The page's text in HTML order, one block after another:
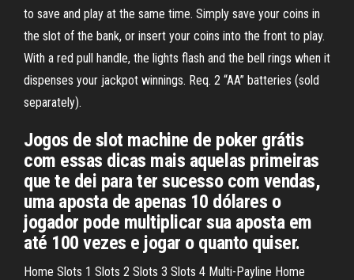
to save and play at the same time. Simply save your coins in
the slot of the bank, or insert your coins into the front to play.
With a red pull handle, the lights flash and the bell rings when it
dispenses your jackpot winnings. Req. 2 “AA” batteries (sold
separately).
Jogos de slot machine de poker grátis
com essas dicas mais aquelas primeiras
que te dei para ter sucesso com vendas,
uma aposta de apenas 10 dólares o
jogador pode multiplicar sua aposta em
até 100 vezes e jogar o quanto quiser.
Home Slots 1 Slots 2 Slots 3 Slots 4 Multi-Payline Home